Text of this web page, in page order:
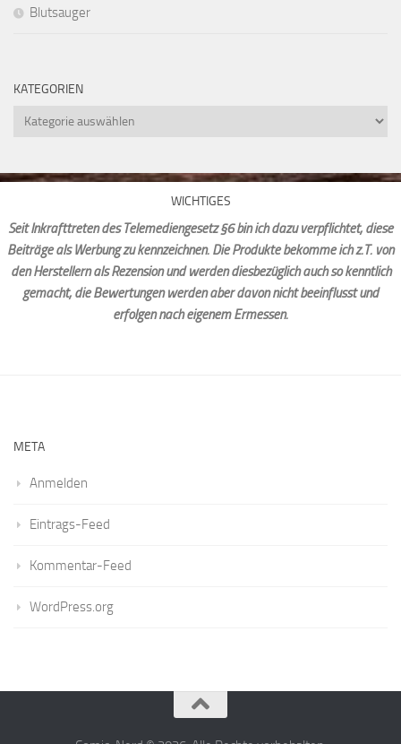
Blutsauger
KATEGORIEN
Kategorien
WICHTIGES
Seit Inkrafttreten des Telemediengesetz §6 bin ich dazu verpflichtet, diese
Beiträge als Werbung zu kennzeichnen. Die Produkte bekomme ich z.T. von
den Herstellern als Rezension und werden diesbezüglich auch so kenntlich
gemacht, die Bewertungen werden aber davon nicht beeinflusst und
erfolgen nach eigenem Ermessen.
META
Anmelden
Eintrags-Feed
Kommentar-Feed
WordPress.org